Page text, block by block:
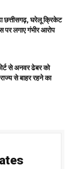
छत्तीसगढ़, घरेलू क्रिकेट
लगाए गंभीर आरोप
से अनवर ढेबर को
से बाहर रहने का